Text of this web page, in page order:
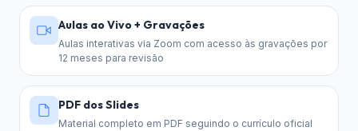
terceiros. Avaliação de riscos de
fornecedores.
Riscos residuais.
2.3 Controles e monitoramento – Seleção
de controles baseados em risco.
Monitoramento contínuo e melhoria do
processo de gestão de riscos.
3.2 Controles técnicos– Criptografia,
segurança de redes, segurança de
aplicações. Continuidade de negócios e
recuperação de desastres. Segurança em
nuvem e ambientes digitais.
Aulas ao Vivo + Gravações
Aulas interativas via Zoom com acesso às gravações por
12 meses para revisão
PDF dos Slides
Material completo em PDF seguindo o currículo oficial